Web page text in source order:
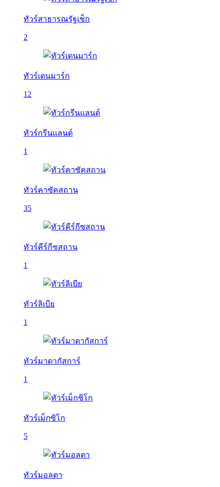
ทัวร์สาธารณรัฐเช็ก
2
ทัวร์เดนมาร์ก
12
ทัวร์กรีนแลนด์
1
ทัวร์คาซัคสถาน
35
ทัวร์คีร์กีซสถาน
1
ทัวร์ลิเบีย
1
ทัวร์มาดากัสการ์
1
ทัวร์เม็กซิโก
5
ทัวร์มอลตา